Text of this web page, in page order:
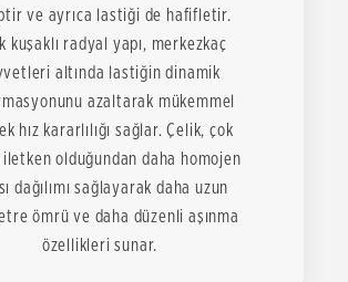
ve ayrıca lastiği de hafifletir.
kuşaklı radyal yapı, merkezkaç
altında lastiğin dinamik
azaltarak mükemmel
hız kararlılığı sağlar. Çelik, çok
olduğundan daha homojen
dağılımı sağlayarak daha uzun
ömrü ve daha düzenli aşınma
özellikleri sunar.